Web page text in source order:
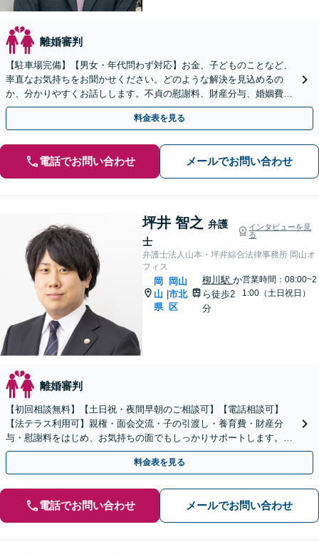
離婚審判
【駐車場完備】【男女・年代問わず対応】お金、子どものことなど、
率直なお気持ちをお聞かせください。どのような解決を見込めるの
か、分かりやすくお話しします。不貞の慰謝料、財産分与、婚姻費
用、養育費、親権、面会交流など【子連れ相談｜WEB面談可】
料金表を見る
電話でお問い合わせ メールでお問い合わせ
坪井 智之 弁護
士
インタビューを見
る
弁護士法人山本・坪井綜合法律事務所 岡山オ
フィス
岡
山
県
|
岡山
市北
区
柳川駅か
ら徒歩2
分
営業時間：08:00~2
1:00（土日祝日）
離婚審判
【初回相談無料】【土日祝・夜間早朝のご相談可】【電話相談可】
【法テラス利用可】親権・面会交流・子の引渡し・養育費・財産分
与・慰謝料をはじめ、お気持ちの面でもしっかりサポートします。よ
り良い人生の再スタートに向けて、一緒に歩みだしましょう。
料金表を見る
電話でお問い合わせ メールでお問い合わせ